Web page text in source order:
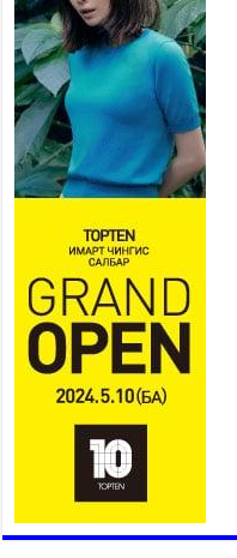
ИРГЭД, АЖ
АЧААГ ХЭРХЭН
2026 оны 7 сар 21 / 10 цаг 09 минут
Байнгын
М.Мандхай
тэмцэх
конвенцын
бага хурал (СОР17)-ын
танилцлаа
2026 оны 7 сар 21 / 10 цаг 03 минут
Б.Пүрэвдагва: Бүтээн
ажил инженерийн хангамжийн
уялдаа холбоогүйгээс саатах
2026 оны 7 сар 20 / 17 цаг 21 минут
“Сэлбэ 20 минутын хот”
давхар барилгын үндсэн
2026 оны 7 сар 20 / 17 цаг 17 минут
Мопед, скүүтер, тэдгээртэй
бүхий тээврийн хэрэгсэлтэй
нийслэлийн засаг дарга